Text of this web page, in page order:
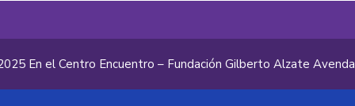
En el Centro Encuentro – Fundación Gilberto Alzate